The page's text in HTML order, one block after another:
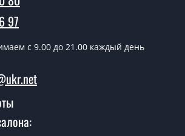
в наличии готовые двери
ассортимент готовых входных
самых дешевых
97
c 9.00 до 21.00 каждый день